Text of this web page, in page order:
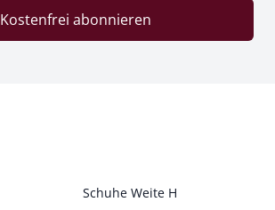
Kostenfrei abonnieren
Schuhe Weite H